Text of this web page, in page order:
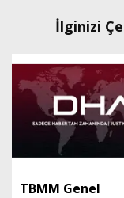
İlginizi
TBMM Genel